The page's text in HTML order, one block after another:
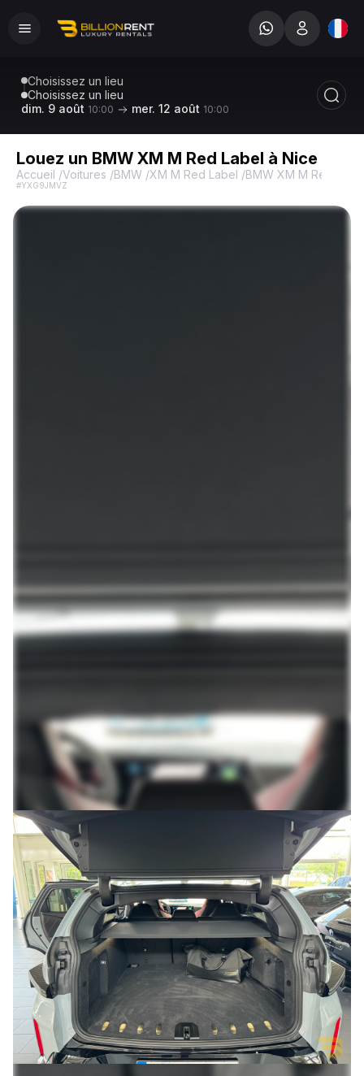
Choisissez un lieu
Choisissez un lieu
dim. 9 août 10:00 mer. 12 août 10:00
Louez un BMW XM M Red Label à Nice
Accueil /Voitures /BMW /XM M Red Label /BMW XM M Red
#YXG9JMVZ